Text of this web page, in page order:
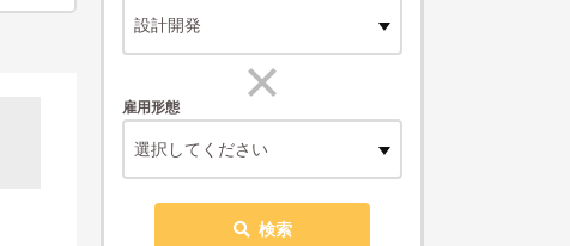
設計開発
雇用形態
選択してください
検索